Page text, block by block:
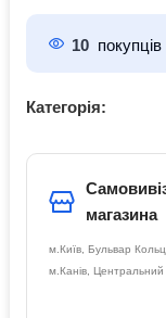
10
Категорія:
магазина
м.Київ, Бульвар
м.Канів, Центральний